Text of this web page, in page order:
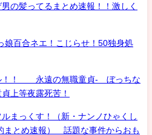
の髪ってるまとめ速報！！激しく
娘百合ネエ！こじらせ！50独身処
！！ 永遠の無職童貞- ぼっちな
上等夜露死苦！
まっくす！（新・ナンノひゃくし
まとめ速報） 話題な事件からおも